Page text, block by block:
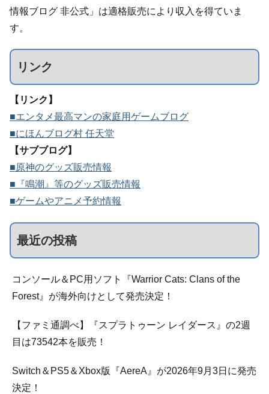
情報ブログ 非公式」は適格販売により収入を得ていま
す。
リンク
【リンク】
■エンタメ最高マンの家庭用ゲームブログ
■にほんブログ村 任天堂
【サブブログ】
■原神のグッズ販売情報
■『鳴潮』等のグッズ販売情報
■ゲームやアニメ予約情報
最近の投稿
コンソール＆PC用ソフト『Warrior Cats: Clans of the
Forest』が海外向けとして発売決定！
【ファミ通調べ】『スプラトゥーン レイダース』の2週
目は73542本を販売！
Switch＆PS5＆Xbox版『AereA』が2026年9月3日に発売
決定！